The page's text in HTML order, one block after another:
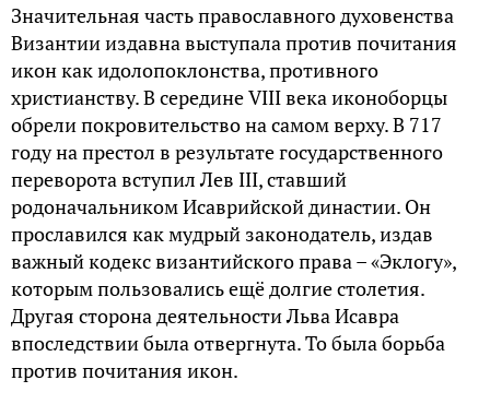
Значительная часть православного духовенства
Византии издавна выступала против почитания
икон как идолопоклонства, противного
христианству. В середине VIII века иконоборцы
обрели покровительство на самом верху. В 717
году на престол в результате государственного
переворота вступил Лев III, ставший
родоначальником Исаврийской династии. Он
прославился как мудрый законодатель, издав
важный кодекс византийского права – «Эклогу»,
которым пользовались ещё долгие столетия.
Другая сторона деятельности Льва Исавра
впоследствии была отвергнута. То была борьба
против почитания икон.